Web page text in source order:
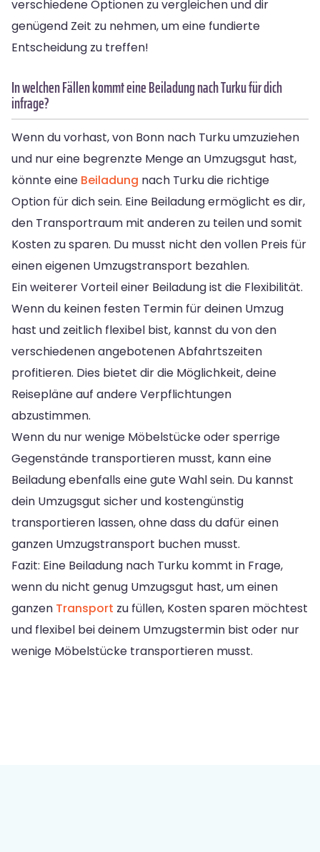
verschiedene Optionen zu vergleichen und dir
genügend Zeit zu nehmen, um eine fundierte
Entscheidung zu treffen!
In welchen Fällen kommt eine Beiladung nach Turku für dich
infrage?
Wenn du vorhast, von Bonn nach Turku umzuziehen
und nur eine begrenzte Menge an Umzugsgut hast,
könnte eine Beiladung nach Turku die richtige
Option für dich sein. Eine Beiladung ermöglicht es dir,
den Transportraum mit anderen zu teilen und somit
Kosten zu sparen. Du musst nicht den vollen Preis für
einen eigenen Umzugstransport bezahlen.
Ein weiterer Vorteil einer Beiladung ist die Flexibilität.
Wenn du keinen festen Termin für deinen Umzug
hast und zeitlich flexibel bist, kannst du von den
verschiedenen angebotenen Abfahrtszeiten
profitieren. Dies bietet dir die Möglichkeit, deine
Reisepläne auf andere Verpflichtungen
abzustimmen.
Wenn du nur wenige Möbelstücke oder sperrige
Gegenstände transportieren musst, kann eine
Beiladung ebenfalls eine gute Wahl sein. Du kannst
dein Umzugsgut sicher und kostengünstig
transportieren lassen, ohne dass du dafür einen
ganzen Umzugstransport buchen musst.
Fazit: Eine Beiladung nach Turku kommt in Frage,
wenn du nicht genug Umzugsgut hast, um einen
ganzen Transport zu füllen, Kosten sparen möchtest
und flexibel bei deinem Umzugstermin bist oder nur
wenige Möbelstücke transportieren musst.